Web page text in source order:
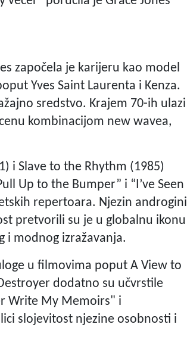
započela je karijeru kao model
Yves Saint Laurenta i Kenza.
sredstvo. Krajem 70-ih ulazi
kombinacijom new wavea,
i Slave to the Rhythm (1985)
Up to the Bumper” i “I’ve Seen
repertoara. Njezin androgini
pretvorili su je u globalnu ikonu
i modnog izražavanja.
u filmovima poput A View to
dodatno su učvrstile
Write My Memoirs" i
slojevitost njezine osobnosti i